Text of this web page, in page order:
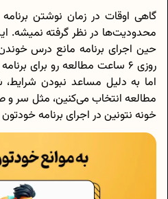
گاهی اوقات در زمان نوشتن
محدودیت‌ها در نظر گرفته نمیشه.
حین اجرای برنامه مانع درس
روزی 6 ساعت مطالعه رو برای
اما به دلیل مساعد نبودن
مطالعه انتخاب می‌کنین، مثل سر
خونه نتونین در اجرای برنامه